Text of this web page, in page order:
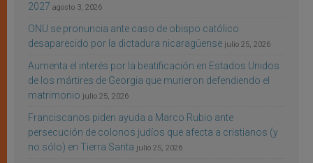
2027 agosto 3, 2026
ONU se pronuncia ante caso de obispo católico
desaparecido por la dictadura nicaragüense julio 25, 2026
Aumenta el interés por la beatificación en Estados Unidos
de los mártires de Georgia que murieron defendiendo el
matrimonio julio 25, 2026
Franciscanos piden ayuda a Marco Rubio ante
persecución de colonos judíos que afecta a cristianos (y
no sólo) en Tierra Santa julio 25, 2026